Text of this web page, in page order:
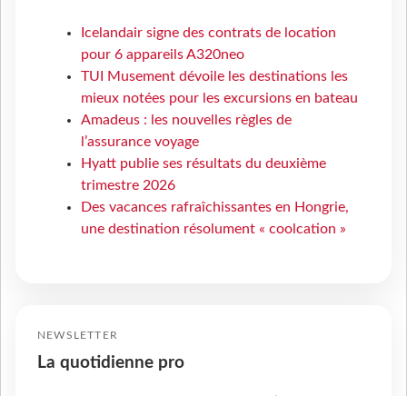
Icelandair signe des contrats de location
pour 6 appareils A320neo
TUI Musement dévoile les destinations les
mieux notées pour les excursions en bateau
Amadeus : les nouvelles règles de
l’assurance voyage
Hyatt publie ses résultats du deuxième
trimestre 2026
Des vacances rafraîchissantes en Hongrie,
une destination résolument « coolcation »
NEWSLETTER
La quotidienne pro